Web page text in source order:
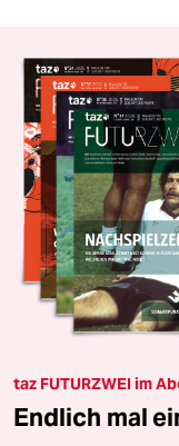
taz FUTURZWEI im
Endlich mal